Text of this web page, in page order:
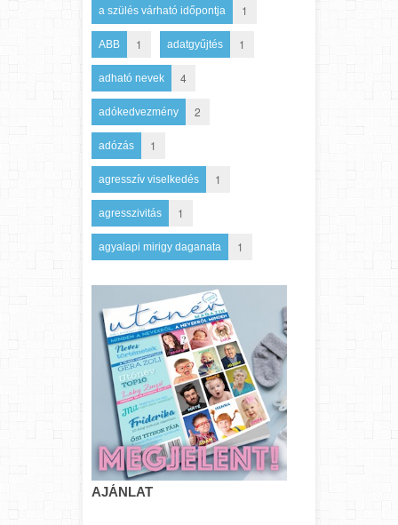
a szülés várható időpontja 1
ABB 1 adatgyűjtés 1
adható nevek 4
adókedvezmény 2
adózás 1
agresszív viselkedés 1
agresszivitás 1
agyalapi mirigy daganata 1
AJÁNLAT